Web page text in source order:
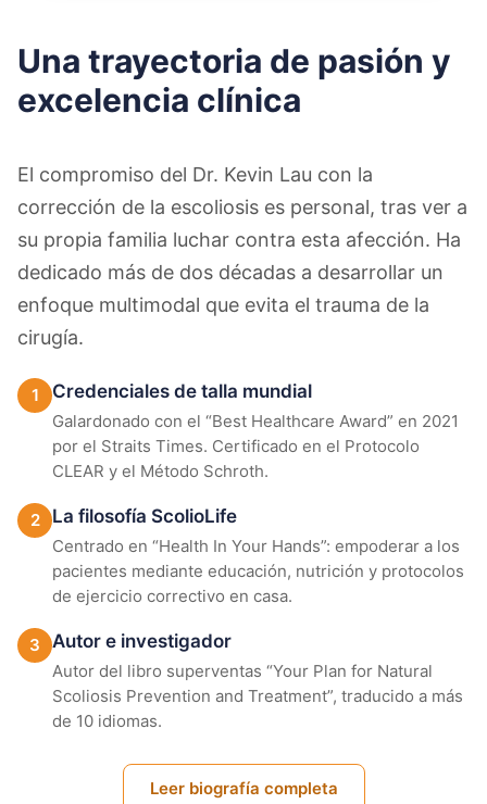
Una trayectoria de pasión y
excelencia clínica
El compromiso del Dr. Kevin Lau con la
corrección de la escoliosis es personal, tras ver a
su propia familia luchar contra esta afección. Ha
dedicado más de dos décadas a desarrollar un
enfoque multimodal que evita el trauma de la
cirugía.
1 Credenciales de talla mundial
Galardonado con el “Best Healthcare Award” en 2021
por el Straits Times. Certificado en el Protocolo
CLEAR y el Método Schroth.
2 La filosofía ScolioLife
Centrado en “Health In Your Hands”: empoderar a los
pacientes mediante educación, nutrición y protocolos
de ejercicio correctivo en casa.
3 Autor e investigador
Autor del libro superventas “Your Plan for Natural
Scoliosis Prevention and Treatment”, traducido a más
de 10 idiomas.
Leer biografía completa